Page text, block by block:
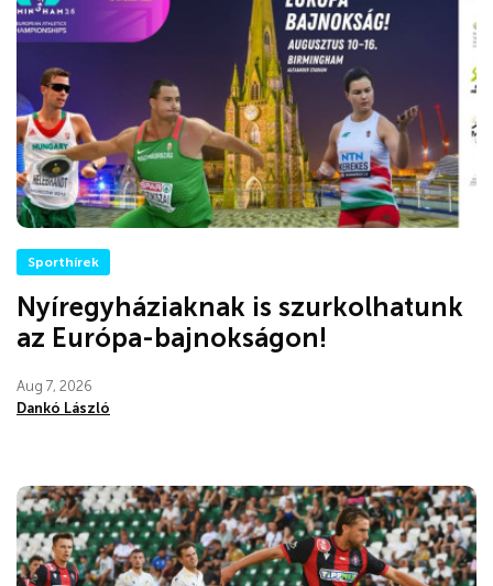
Sporthírek
Nyíregyháziaknak is szurkolhatunk
az Európa-bajnokságon!
Aug 7, 2026
Dankó László